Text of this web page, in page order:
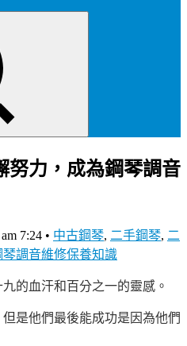
努力，成為鋼琴調音
7:24 • 中古鋼琴, 二手鋼琴, 二
琴調音維修保養知識
的血汗和百分之一的靈感。
是他們最後能成功是因為他們